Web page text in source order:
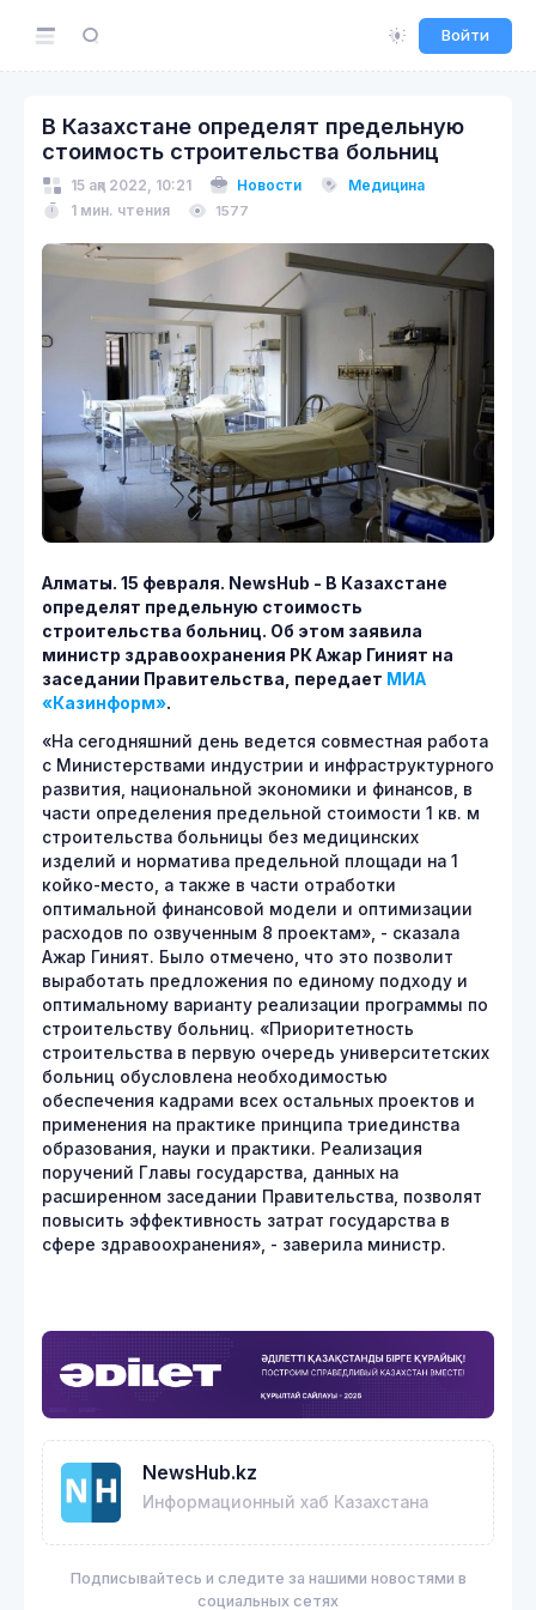
Войти
В Казахстане определят предельную
стоимость строительства больниц
15 ақп 2022, 10:21 Новости
Медицина
1 мин. чтения
1577
Алматы. 15 февраля. NewsHub - В Казахстане
определят предельную стоимость
строительства больниц. Об этом заявила
министр здравоохранения РК Ажар Гиният на
заседании Правительства, передает МИА
«Казинформ».
«На сегодняшний день ведется совместная работа
с Министерствами индустрии и инфраструктурного
развития, национальной экономики и финансов, в
части определения предельной стоимости 1 кв. м
строительства больницы без медицинских
изделий и норматива предельной площади на 1
койко-место, а также в части отработки
оптимальной финансовой модели и оптимизации
расходов по озвученным 8 проектам», - сказала
Ажар Гиният. Было отмечено, что это позволит
выработать предложения по единому подходу и
оптимальному варианту реализации программы по
строительству больниц. «Приоритетность
строительства в первую очередь университетских
больниц обусловлена необходимостью
обеспечения кадрами всех остальных проектов и
применения на практике принципа триединства
образования, науки и практики. Реализация
поручений Главы государства, данных на
расширенном заседании Правительства, позволят
повысить эффективность затрат государства в
сфере здравоохранения», - заверила министр.
NewsHub.kz
Информационный хаб Казахстана
Подписывайтесь и следите за нашими новостями в
социальных сетях